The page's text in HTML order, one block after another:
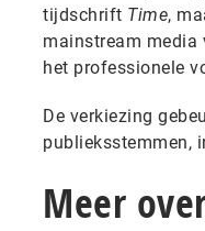
tijdschrift Time,
mainstream media
het professionele
De verkiezing
publieksstemmen,
Meer